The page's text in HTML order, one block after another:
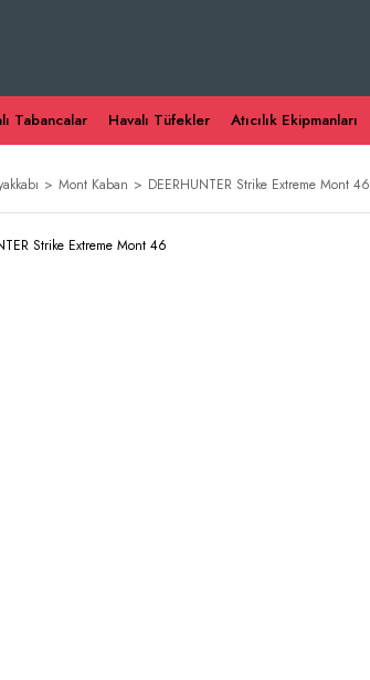
Tabancalar Havalı Tüfekler Atıcılık Ekipmanları
Mont Kaban DEERHUNTER Strike Extreme Mont 46